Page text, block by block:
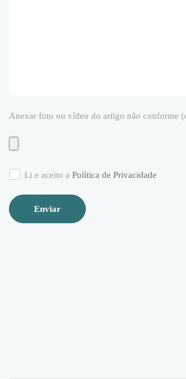
Anexar foto ou vídeo do artigo não conforme
Li e aceito a Política de Privacidade